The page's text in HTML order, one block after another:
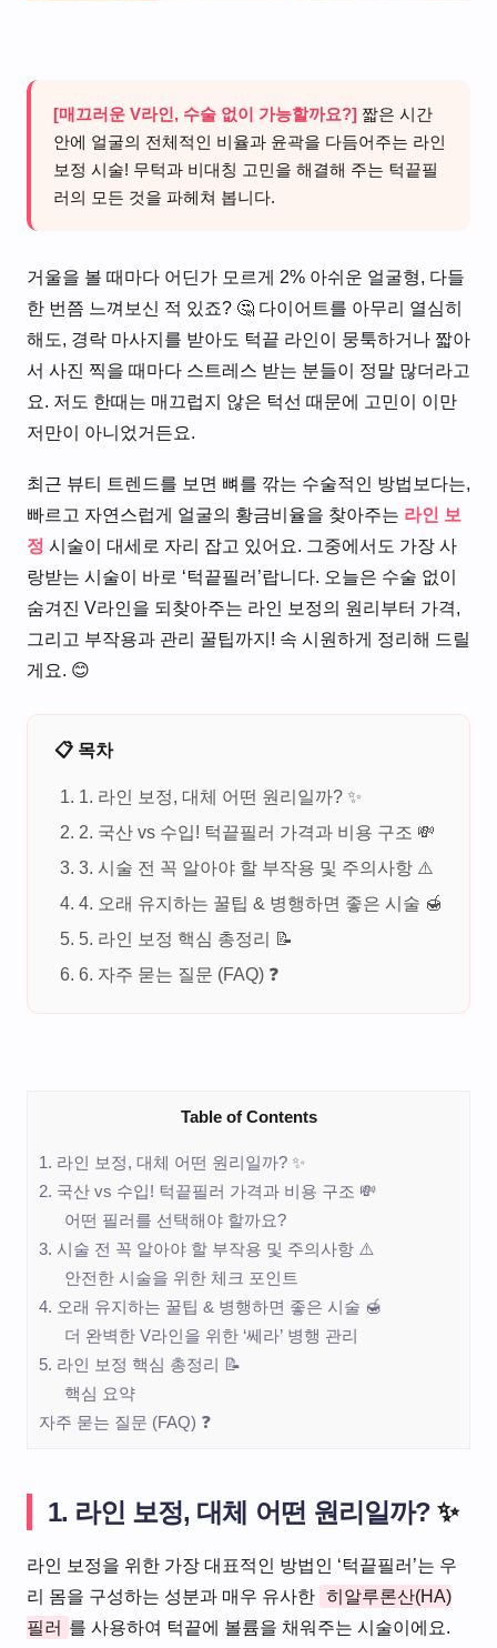
[매끄러운 V라인, 수술 없이 가능할까요?] 짧은 시간
안에 얼굴의 전체적인 비율과 윤곽을 다듬어주는 라인
보정 시술! 무턱과 비대칭 고민을 해결해 주는 턱끝필
러의 모든 것을 파헤쳐 봅니다.
거울을 볼 때마다 어딘가 모르게 2% 아쉬운 얼굴형, 다들
한 번쯤 느껴보신 적 있죠? 🤔 다이어트를 아무리 열심히
해도, 경락 마사지를 받아도 턱끝 라인이 뭉툭하거나 짧아
서 사진 찍을 때마다 스트레스 받는 분들이 정말 많더라고
요. 저도 한때는 매끄럽지 않은 턱선 때문에 고민이 이만
저만이 아니었거든요.
최근 뷰티 트렌드를 보면 뼈를 깎는 수술적인 방법보다는,
빠르고 자연스럽게 얼굴의 황금비율을 찾아주는 라인 보
정 시술이 대세로 자리 잡고 있어요. 그중에서도 가장 사
랑받는 시술이 바로 ‘턱끝필러’랍니다. 오늘은 수술 없이
숨겨진 V라인을 되찾아주는 라인 보정의 원리부터 가격,
그리고 부작용과 관리 꿀팁까지! 속 시원하게 정리해 드릴
게요. 😊
📋 목차
1. 라인 보정, 대체 어떤 원리일까? ✨
2. 국산 vs 수입! 턱끝필러 가격과 비용 구조 💸
3. 시술 전 꼭 알아야 할 부작용 및 주의사항 ⚠️
4. 오래 유지하는 꿀팁 & 병행하면 좋은 시술 🍯
5. 라인 보정 핵심 총정리 📝
6. 자주 묻는 질문 (FAQ) ❓
Table of Contents
1. 라인 보정, 대체 어떤 원리일까? ✨
2. 국산 vs 수입! 턱끝필러 가격과 비용 구조 💸
어떤 필러를 선택해야 할까요?
3. 시술 전 꼭 알아야 할 부작용 및 주의사항 ⚠️
안전한 시술을 위한 체크 포인트
4. 오래 유지하는 꿀팁 & 병행하면 좋은 시술 🍯
더 완벽한 V라인을 위한 ‘쎄라’ 병행 관리
5. 라인 보정 핵심 총정리 📝
핵심 요약
자주 묻는 질문 (FAQ) ❓
1. 라인 보정, 대체 어떤 원리일까?✨
라인 보정을 위한 가장 대표적인 방법인 ‘턱끝필러’는 우
리 몸을 구성하는 성분과 매우 유사한 히알루론산(HA)
필러 를 사용하여 턱끝에 볼륨을 채워주는 시술이에요.